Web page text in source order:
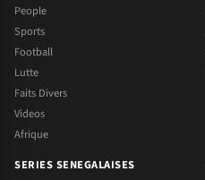
People
Sports
Football
Lutte
Faits Divers
Videos
Afrique
SERIES SENEGALAISES